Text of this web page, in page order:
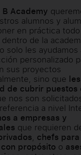
B Academy
alumnos y
en práctica
de la
solo les ayudamos
personalizado
sus proyectos
sino que
de cubrir puestos
nos son
a nivel
a empresas y
que requieren
, chefs
con propósito o